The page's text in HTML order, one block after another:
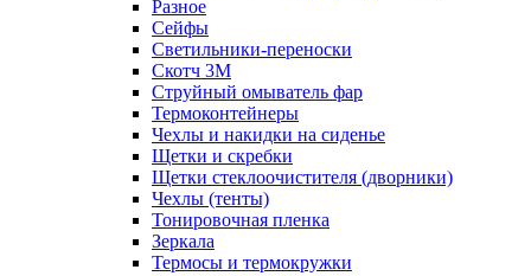
Разное
Сейфы
Светильники-переноски
Скотч 3М
Струйный омыватель фар
Термоконтейнеры
Чехлы и накидки на сиденье
Щетки и скребки
Щетки стеклоочистителя (дворники)
Чехлы (тенты)
Тонировочная пленка
Зеркалa
Термосы и термокружки